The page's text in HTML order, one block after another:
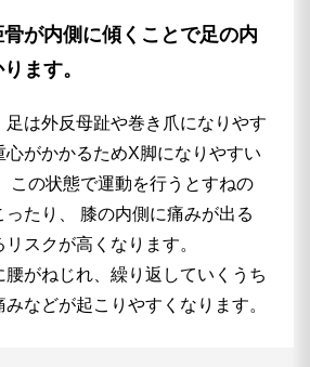
が内側に傾くことで足の内
ます。
足は外反母趾や巻き爪になりやす
心がかかるためX脚になりやすい
この状態で運動を行うとすねの
たり、
膝の内側に痛みが出る
スクが高くなります。
腰がねじれ、繰り返していくうち
などが起こりやすくなります。